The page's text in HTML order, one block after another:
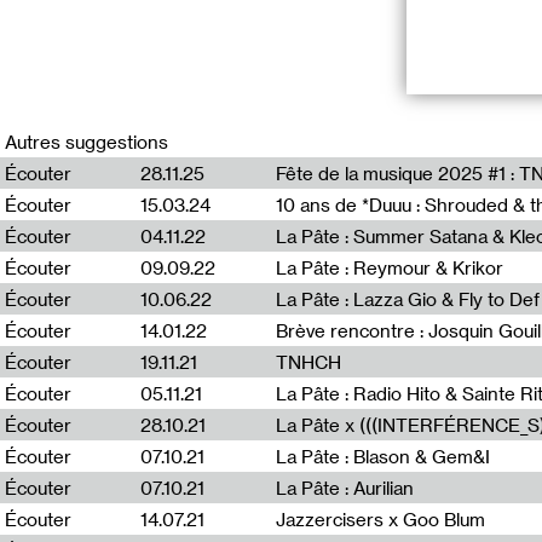
I Don’t
(batterie). Le
vernissage
assemblage
passant par
Leurs premiers
ils composent
Paris. Le
Pernod Ricard.
Tracklist :
01_Three
02_Stuffed
03_You Shoot
04_Moineau
05_I hate your
Autres suggestions
Écouter
28.11.25 Fête de la musique 2025 #1 :
Écouter
15.03.24
Écouter
04.11.22 La Pâte : Summer Satana &
Écouter
09.09.22 La Pâte : Reymour & Krikor
Écouter
10.06.22 La Pâte : Lazza Gio & Fly to Def
Écouter
14.01.22 Brève rencontre : Josquin
Écouter
19.11.21 TNHCH
Écouter
05.11.21 La Pâte : Radio Hito & Sainte
Écouter
28.10.21
Écouter
07.10.21 La Pâte : Blason & Gem&I
Écouter
07.10.21 La Pâte : Aurilian
Écouter
14.07.21 Jazzercisers x Goo Blum